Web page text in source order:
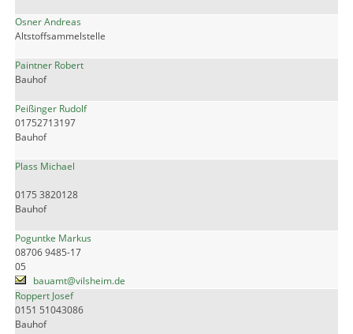
Osner Andreas
Altstoffsammelstelle
Paintner Robert
Bauhof
Peißinger Rudolf
01752713197
Bauhof
Plass Michael
0175 3820128
Bauhof
Poguntke Markus
08706 9485-17
05
bauamt@vilsheim.de
Roppert Josef
0151 51043086
Bauhof